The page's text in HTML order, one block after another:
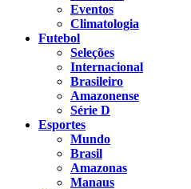
Eventos
Climatologia
Futebol
Seleções
Internacional
Brasileiro
Amazonense
Série D
Esportes
Mundo
Brasil
Amazonas
Manaus